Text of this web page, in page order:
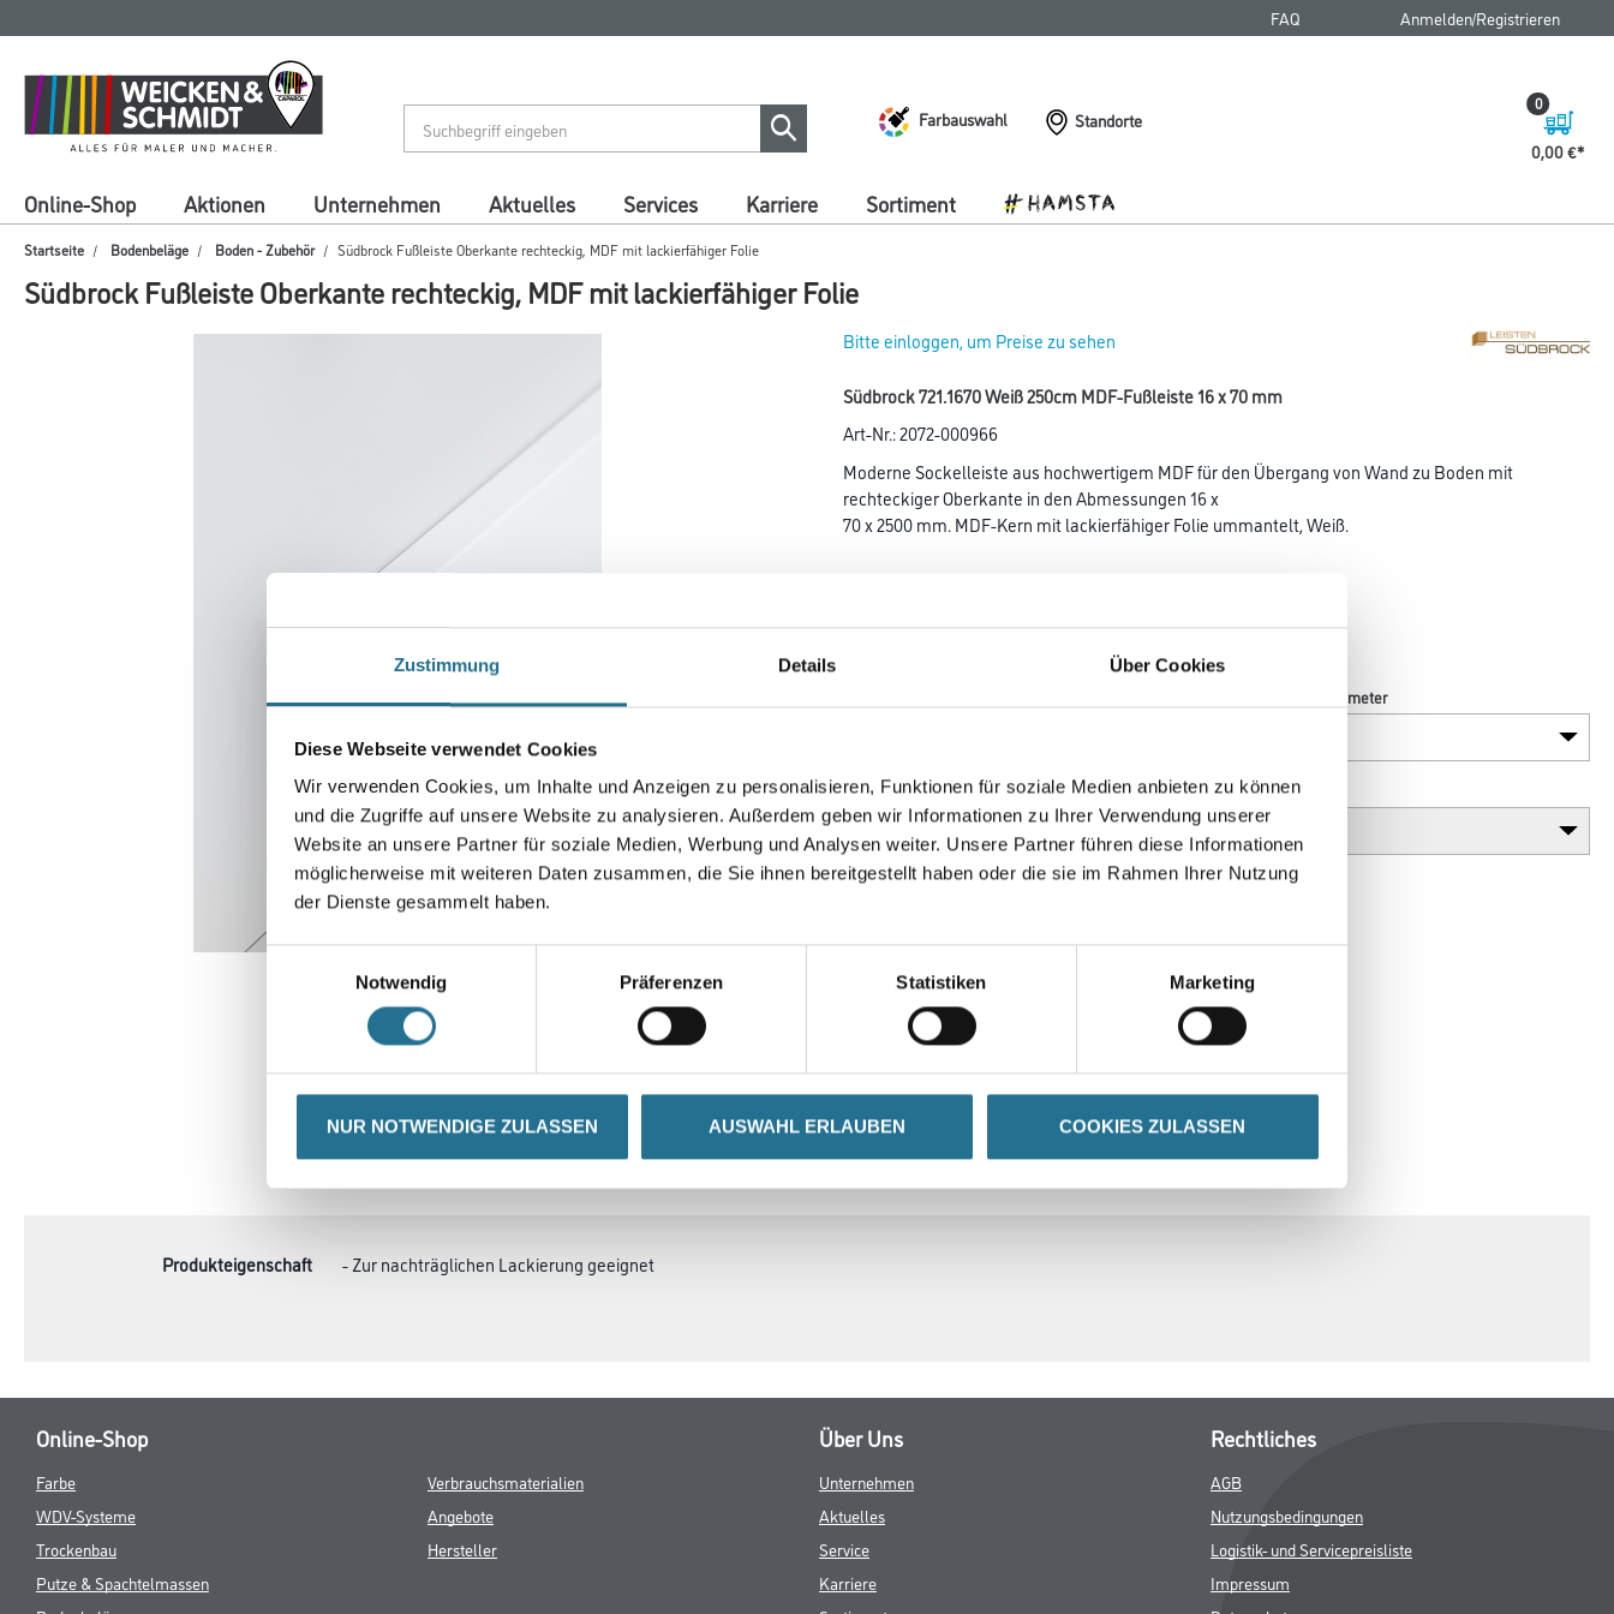
Zustimmung Details Über Cookies
Diese Webseite verwendet Cookies
Wir verwenden Cookies, um Inhalte und Anzeigen zu personalisieren, Funktionen für soziale Medien anbieten zu können
und die Zugriffe auf unsere Website zu analysieren. Außerdem geben wir Informationen zu Ihrer Verwendung unserer
Website an unsere Partner für soziale Medien, Werbung und Analysen weiter. Unsere Partner führen diese Informationen
möglicherweise mit weiteren Daten zusammen, die Sie ihnen bereitgestellt haben oder die sie im Rahmen Ihrer Nutzung
der Dienste gesammelt haben.
Einwilligungsauswahl
Notwendig
Präferenzen Statistiken Marketing
NUR NOTWENDIGE ZULASSEN AUSWAHL ERLAUBEN COOKIES ZULASSEN
springen
springen
FAQ Anmelden/Registrieren
Farbauswahl
Standorte
0,00 €
0
Online-Shop Aktionen Unternehmen Aktuelles Services Karriere Sortiment
Startseite Bodenbeläge Boden - Zubehör Südbrock Fußleiste Oberkante rechteckig, MDF mit lackierfähiger Folie
Südbrock Fußleiste Oberkante rechteckig, MDF mit lackierfähiger Folie
Bitte einloggen, um Preise zu sehen
Südbrock 721.1670 Weiß 250cm MDF-Fußleiste 16 x 70 mm
Art-Nr.:2072-000966
Moderne Sockelleiste aus hochwertigem MDF für den Übergang von Wand zu Boden mit
rechteckiger Oberkante in den Abmessungen 16 x
70 x 2500 mm. MDF-Kern mit lackierfähiger Folie ummantelt, Weiß.
Länge in centimeter
Breite in centimeter Gebinde
Produkteigenschaft - Zur nachträglichen Lackierung geeignet
Online-Shop
Farbe
WDV-Systeme
Trockenbau
Putze & Spachtelmassen
Verbrauchsmaterialien
Angebote
Hersteller
Über Uns
Unternehmen
Aktuelles
Service
Karriere
Rechtliches
AGB
Nutzungsbedingungen
Logistik- und Servicepreisliste
Impressum